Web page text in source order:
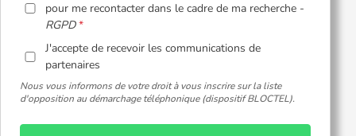
pour me recontacter dans le cadre de ma recherche -
RGPD
J'accepte de recevoir les communications de
partenaires
Nous vous informons de votre droit à vous inscrire sur la liste
d'opposition au démarchage téléphonique (dispositif BLOCTEL).